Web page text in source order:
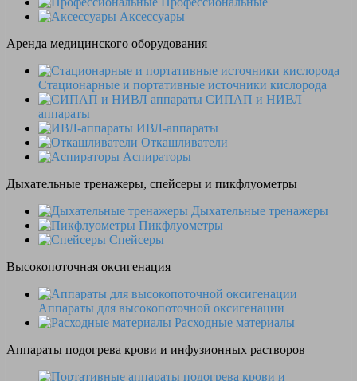
Аксессуары
Аренда медицинского оборудования
Стационарные и портативные источники кислорода
СИПАП и НИВЛ
аппараты
ИВЛ-аппараты
Откашливатели
Аспираторы
Дыхательные тренажеры, спейсеры и пикфлуометры
Дыхательные тренажеры
Пикфлуометры
Спейсеры
Высокопоточная оксигенация
Аппараты для высокопоточной оксигенации
Расходные материалы
Аппараты подогрева крови и инфузионных растворов